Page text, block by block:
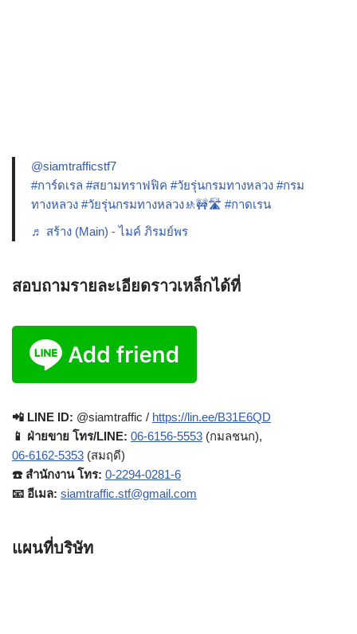
@siamtrafficstf7
#การ์ดเรล #สยามทราฟฟิค #วัยรุ่นกรมทางหลวง #กรม
ทางหลวง #วัยรุ่นกรมทางหลวง🚸🚧🛣️ #กาดเรน
♬ สร้าง (Main) - ไมค์ ภิรมย์พร
สอบถามรายละเอียดราวเหล็กได้ที่
📲 LINE ID: @siamtraffic / https://lin.ee/B31E6QD
📱 ฝ่ายขาย โทร/LINE: 06-6156-5553 (กมลชนก),
06-6162-5353 (สมฤดี)
☎️ สำนักงาน โทร: 0-2294-0281-6
📧 อีเมล: siamtraffic.stf@gmail.com
แผนที่บริษัท